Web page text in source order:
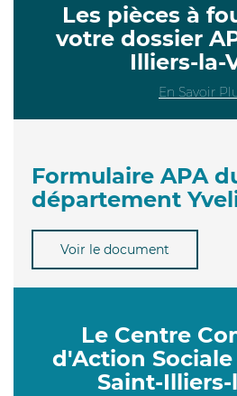
Les pièces à
votre dossier
Illiers-la-
En Savoir
Formulaire APA
département
Voir le document
Le Centre
d'Action Sociale
Saint-